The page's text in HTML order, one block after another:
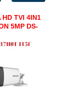
HD TVI 4IN1
5MP DS-
IT5F